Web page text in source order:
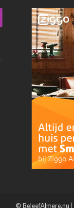
© BeleefAlmere.nu |